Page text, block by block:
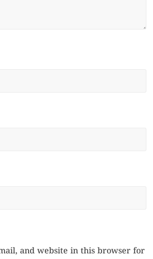
and website in this browser for